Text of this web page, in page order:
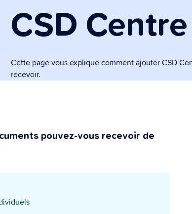
Assistant administratif
CSD
Cette page vous explique comment ajouter CSD
recevoir.
pouvez-vous recevoir de